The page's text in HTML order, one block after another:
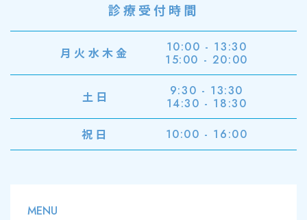
診療受付時間
月火水木金
10:00 - 13:30
15:00 - 20:00
土日
9:30 - 13:30
14:30 - 18:30
祝日 10:00 - 16:00
MENU